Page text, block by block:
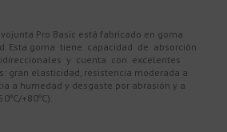
Pro Basic está fabricado en goma
Esta goma tiene capacidad de absorción
y cuenta con excelentes
gran elasticidad, resistencia moderada a
a humedad y desgaste por abrasión y a
+80ºC).